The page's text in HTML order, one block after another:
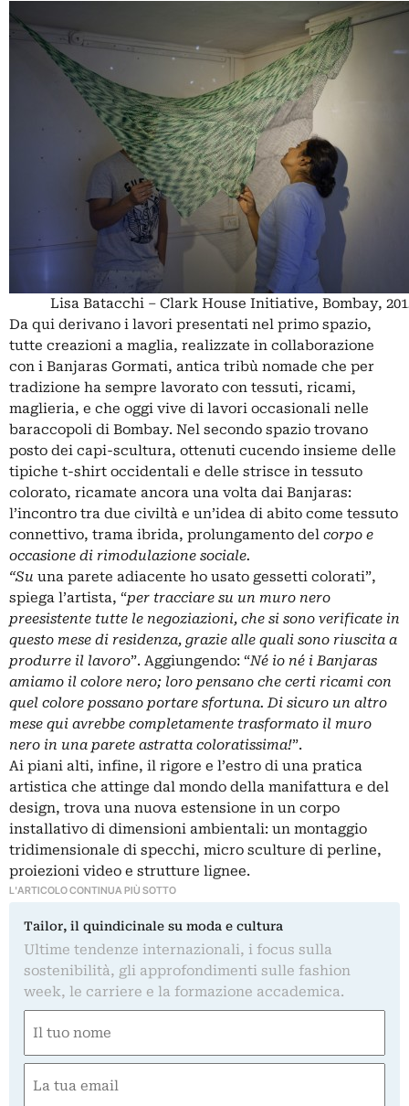
Lisa Batacchi – Clark House Initiative, Bombay,
Da qui derivano i lavori presentati nel primo spazio,
tutte creazioni a maglia, realizzate in collaborazione
con i Banjaras Gormati, antica tribù nomade che per
tradizione ha sempre lavorato con tessuti, ricami,
maglieria, e che oggi vive di lavori occasionali nelle
baraccopoli di Bombay. Nel secondo spazio trovano
posto dei capi-scultura, ottenuti cucendo insieme delle
tipiche t-shirt occidentali e delle strisce in tessuto
colorato, ricamate ancora una volta dai Banjaras:
l’incontro tra due civiltà e un’idea di abito come tessuto
connettivo, trama ibrida, prolungamento del corpo e
occasione di rimodulazione sociale.
“Su una parete adiacente ho usato gessetti colorati”,
spiega l’artista, “per tracciare su un muro nero
preesistente tutte le negoziazioni, che si sono verificate in
questo mese di residenza, grazie alle quali sono riuscita a
produrre il lavoro”. Aggiungendo: “Né io né i Banjaras
amiamo il colore nero; loro pensano che certi ricami con
quel colore possano portare sfortuna. Di sicuro un altro
mese qui avrebbe completamente trasformato il muro
nero in una parete astratta coloratissima!”.
Ai piani alti, infine, il rigore e l’estro di una pratica
artistica che attinge dal mondo della manifattura e del
design, trova una nuova estensione in un corpo
installativo di dimensioni ambientali: un montaggio
tridimensionale di specchi, micro sculture di perline,
proiezioni video e strutture lignee.
L'ARTICOLO CONTINUA PIÙ SOTTO
Tailor, il quindicinale su moda e cultura
Ultime tendenze internazionali, i focus sulla
sostenibilità, gli approfondimenti sulle fashion
week, le carriere e la formazione accademica.
(Required)
First
(Required)